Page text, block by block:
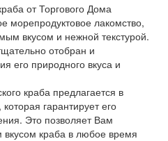
от Торгового Дома
лакомство,
вкусом и нежной текстурой.
отобран и
его природного вкуса и
краба предлагается в
гарантирует его
Это позволяет Вам
краба в любое время